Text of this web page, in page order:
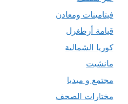
فيتامينات ومعادن
قيامة أرطغرل
كوريا الشمالية
مانشيت
مجتمع و ميديا
مختارات الصحف